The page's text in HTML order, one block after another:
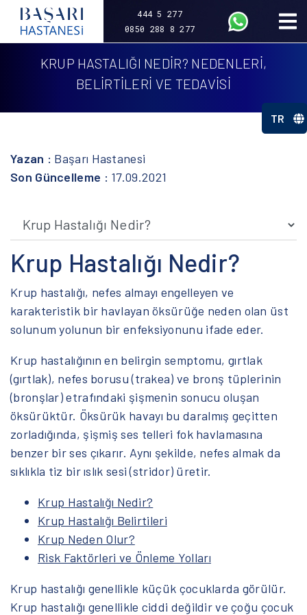
444 5 277
0850 288 8 277
TR
KRUP HASTALIĞI NEDİR? NEDENLERİ,
BELİRTİLERİ VE TEDAVİSİ
Yazan : Başarı Hastanesi
Son Güncelleme : 17.09.2021
Krup Hastalığı Nedir?
Krup hastalığı, nefes almayı engelleyen ve
karakteristik bir havlayan öksürüğe neden olan üst
solunum yolunun bir enfeksiyonunu ifade eder.
Krup hastalığının en belirgin semptomu, gırtlak
(gırtlak), nefes borusu (trakea) ve bronş tüplerinin
(bronşlar) etrafındaki şişmenin sonucu oluşan
öksürüktür. Öksürük havayı bu daralmış geçitten
zorladığında, şişmiş ses telleri fok havlamasına
benzer bir ses çıkarır. Aynı şekilde, nefes almak da
sıklıkla tiz bir ıslık sesi (stridor) üretir.
Krup Hastalığı Nedir?
Krup Hastalığı Belirtileri
Krup Neden Olur?
Risk Faktörleri ve Önleme Yolları
Krup hastalığı genellikle küçük çocuklarda görülür.
Krup hastalığı genellikle ciddi değildir ve çoğu çocuk